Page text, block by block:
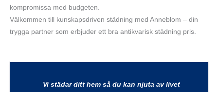
kompromissa med budgeten.
Välkommen till kunskapsdriven städning med Anneblom – din
trygga partner som erbjuder ett bra antikvarisk städning pris.
Vi städar ditt hem så du kan njuta av livet